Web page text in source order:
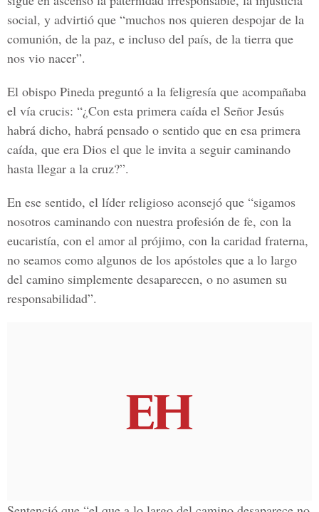
social, y advirtió que “muchos nos quieren despojar de la
comunión, de la paz, e incluso del país, de la tierra que
nos vio nacer”.
El obispo Pineda preguntó a la feligresía que acompañaba
el vía crucis: “¿Con esta primera caída el Señor Jesús
habrá dicho, habrá pensado o sentido que en esa primera
caída, que era Dios el que le invita a seguir caminando
hasta llegar a la cruz?”.
En ese sentido, el líder religioso aconsejó que “sigamos
nosotros caminando con nuestra profesión de fe, con la
eucaristía, con el amor al prójimo, con la caridad fraterna,
no seamos como algunos de los apóstoles que a lo largo
del camino simplemente desaparecen, o no asumen su
responsabilidad”.